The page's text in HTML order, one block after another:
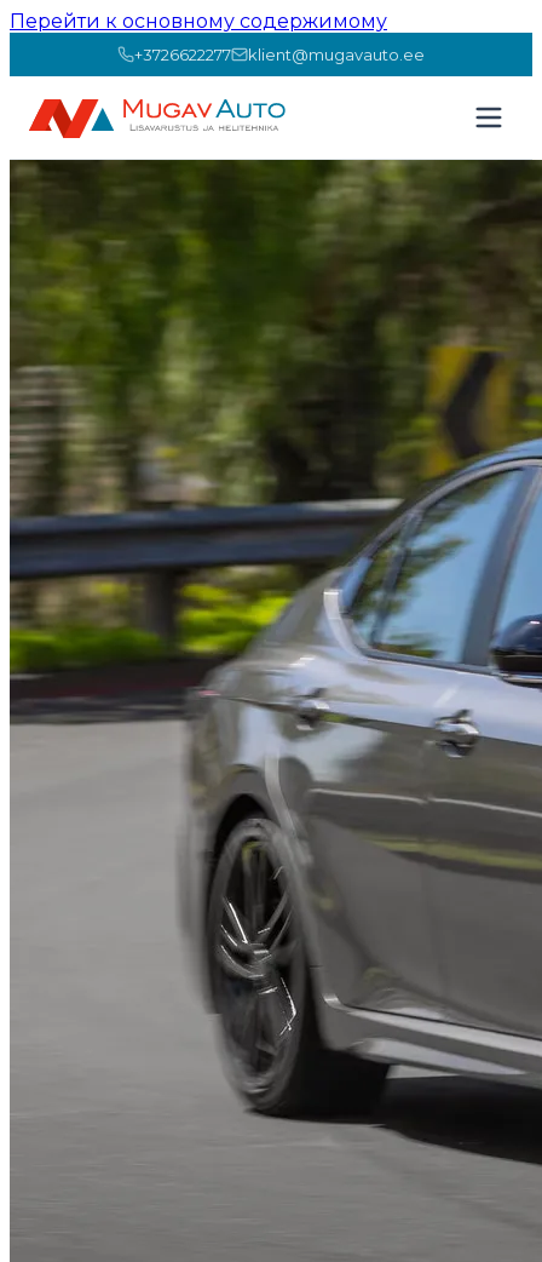
Перейти к основному содержимому
+3726622277 klient@mugavauto.ee